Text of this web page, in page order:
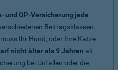
und OP-Versicherung jede
Beitragsklassen.
Ihr Hund, oder Ihre Katze
nicht älter als 9 Jahren alt
bei Unfällen oder die